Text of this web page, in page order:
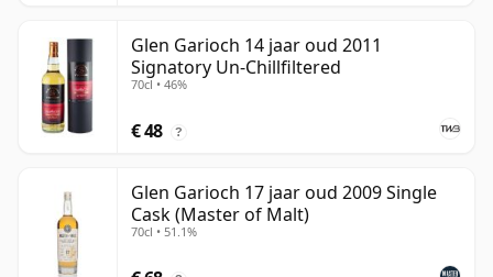
Glen Garioch 14 jaar oud 2011
Signatory Un-Chillfiltered
70cl • 46%
€ 48 ?
Glen Garioch 17 jaar oud 2009 Single
Cask (Master of Malt)
70cl • 51.1%